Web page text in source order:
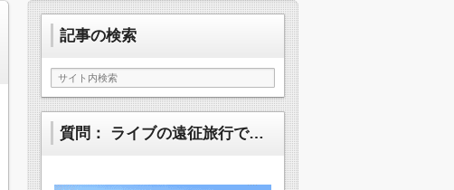
記事の検索
質問： ライブの遠征旅行で…